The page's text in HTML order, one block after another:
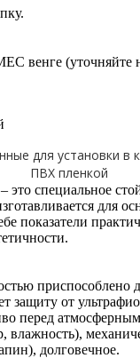
венге (уточняйте
для установки в
ПВХ пленкой
это специальное
для
показатели
приспособлено
защиту от
перед
влажность),
долговечное.